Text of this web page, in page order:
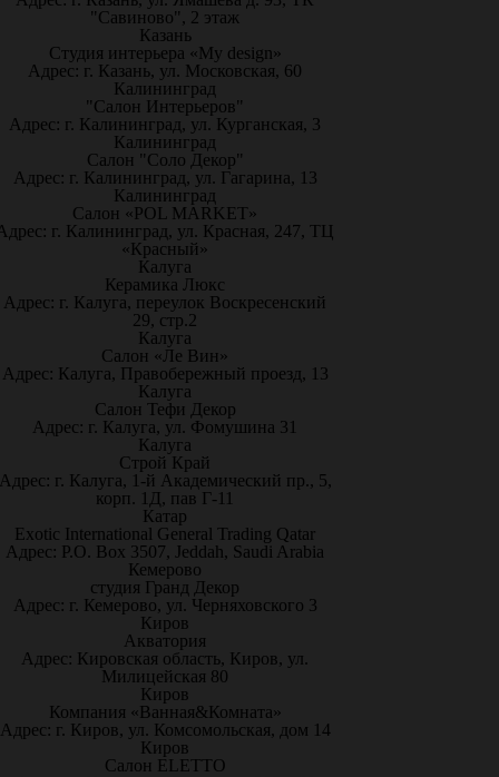
"Савиново", 2 этаж
Казань
Студия интерьера «My design»
Адрес: г. Казань, ул. Московская, 60
Калининград
"Салон Интерьеров"
Адрес: г. Калининград, ул. Курганская, 3
Калининград
Салон "Соло Декор"
Адрес: г. Калининград, ул. Гагарина, 13
Калининград
Салон «POL MARKET»
г. Калининград, ул. Красная, 247, ТЦ
«Красный»
Калуга
Керамика Люкс
Адрес: г. Калуга, переулок Воскресенский
29, стр.2
Калуга
Салон «Ле Вин»
Адрес: Калуга, Правобережный проезд, 13
Калуга
Салон Тефи Декор
Адрес: г. Калуга, ул. Фомушина 31
Калуга
Строй Край
г. Калуга, 1-й Академический пр., 5,
корп. 1Д, пав Г-11
Катар
Exotic International General Trading Qatar
Адрес: P.O. Box 3507, Jeddah, Saudi Arabia
Кемерово
студия Гранд Декор
Адрес: г. Кемерово, ул. Черняховского 3
Киров
Акватория
Адрес: Кировская область, Киров, ул.
Милицейская 80
Киров
Компания «Ванная&Комната»
Адрес: г. Киров, ул. Комсомольская, дом 14
Киров
Салон ELETTO